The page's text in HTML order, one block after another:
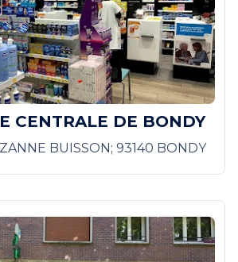
CENTRALE DE BONDY
BUISSON; 93140 BONDY